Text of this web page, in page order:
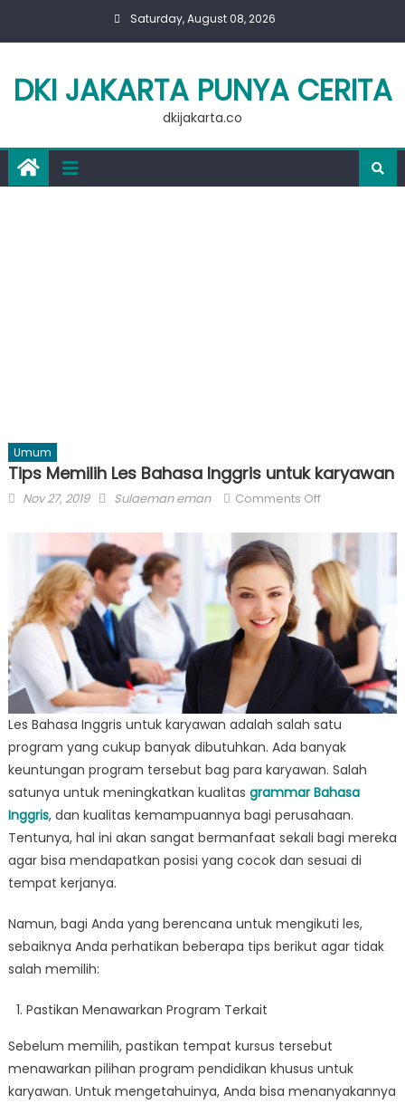
Saturday, August 08, 2026
DKI JAKARTA PUNYA CERITA
dkijakarta.co
Umum
Tips Memilih Les Bahasa Inggris untuk karyawan
Posted
Nov 27, 2019 Author
Sulaeman eman Comments Offon
Memilih
Les
Bahasa
Inggris
untuk
karyawan
Les Bahasa Inggris untuk karyawan adalah salah satu
program yang cukup banyak dibutuhkan. Ada banyak
keuntungan program tersebut bag para karyawan. Salah
satunya untuk meningkatkan kualitas grammar Bahasa
Inggris, dan kualitas kemampuannya bagi perusahaan.
Tentunya, hal ini akan sangat bermanfaat sekali bagi mereka
agar bisa mendapatkan posisi yang cocok dan sesuai di
tempat kerjanya.
Namun, bagi Anda yang berencana untuk mengikuti les,
sebaiknya Anda perhatikan beberapa tips berikut agar tidak
salah memilih:
Pastikan Menawarkan Program Terkait
Sebelum memilih, pastikan tempat kursus tersebut
menawarkan pilihan program pendidikan khusus untuk
karyawan. Untuk mengetahuinya, Anda bisa menanyakannya